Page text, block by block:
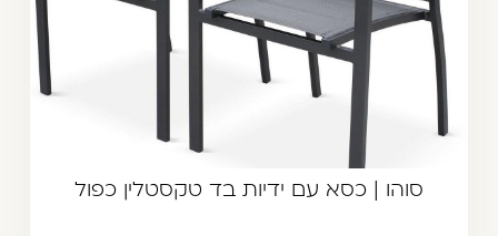
סוהו | כסא עם ידיות בד טקסטלין כפול